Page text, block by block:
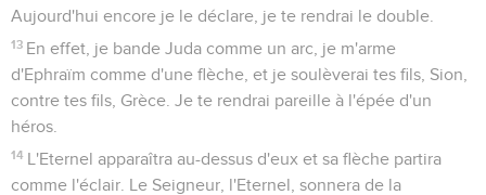
Aujourd'hui encore je le déclare, je te rendrai le double.
13 En effet, je bande Juda comme un arc, je m'arme
d'Ephraïm comme d'une flèche, et je soulèverai tes fils, Sion,
contre tes fils, Grèce. Je te rendrai pareille à l'épée d'un
héros.
14 L'Eternel apparaîtra au-dessus d'eux et sa flèche partira
comme l'éclair. Le Seigneur, l'Eternel, sonnera de la